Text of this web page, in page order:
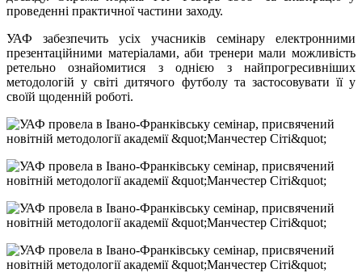
проведенні практичної частини заходу.
УАФ забезпечить усіх учасників семінару електронними
презентаційними матеріалами, аби тренери мали можливість
ретельно ознайомитися з однією з найпрогресивніших
методологій у світі дитячого футболу та застосовувати її у
своїй щоденній роботі.